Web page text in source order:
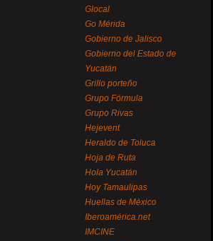
Glocal
Go Mérida
Gobierno de Jalisco
Gobierno del Estado de
Yucatán
Grillo porteño
Grupo Fórmula
Grupo Rivas
Hejevent
Heraldo de Toluca
Hoja de Ruta
Hola Yucatán
Hoy Tamaulipas
Huellas de México
Iberoamérica.net
IMCINE